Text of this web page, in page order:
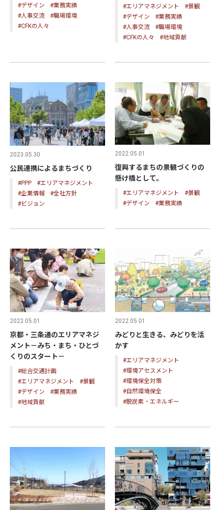
#デザイン
#業務実績
#人事交流
#職場環境
#CFKの人々
#エリアマネジメント
#景観
#デザイン
#業務実績
#人事交流
#職場環境
#CFKの人々
#地域貢献
2023.05.30
公民連携によるまちづくり
#PPP
#エリアマネジメント
#企業情報
#全社方針
#ビジョン
2022.05.01
復興するまちの景観づくりの
懸け橋として。
#エリアマネジメント
#景観
#デザイン
#業務実績
2022.05.01
京都・三条通のエリアマネジ
メント－みち・まち・ひとづ
くりのスタート－
#総合交通計画
#エリアマネジメント
#景観
#デザイン
#業務実績
#地域貢献
2022.05.01
みどりと生きる、みどりを活
かす
#エリアマネジメント
#環境アセスメント
#環境保全対策
#自然環境保全
#脱炭素・エネルギー